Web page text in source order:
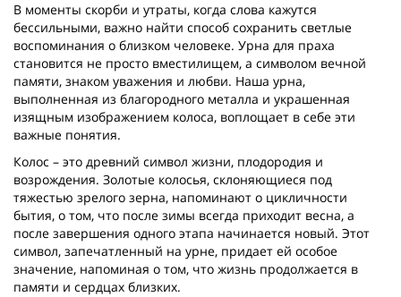
В моменты скорби и утраты, когда слова кажутся
бессильными, важно найти способ сохранить светлые
воспоминания о близком человеке. Урна для праха
становится не просто вместилищем, а символом вечной
памяти, знаком уважения и любви. Наша урна,
выполненная из благородного металла и украшенная
изящным изображением колоса, воплощает в себе эти
важные понятия.
Колос – это древний символ жизни, плодородия и
возрождения. Золотые колосья, склоняющиеся под
тяжестью зрелого зерна, напоминают о цикличности
бытия, о том, что после зимы всегда приходит весна, а
после завершения одного этапа начинается новый. Этот
символ, запечатленный на урне, придает ей особое
значение, напоминая о том, что жизнь продолжается в
памяти и сердцах близких.